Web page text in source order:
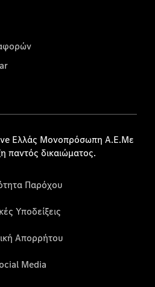
Ελλάς Μονοπρόσωπη Α.Ε.Με
παντός δικαιώματος.
Παρόχου
Υποδείξεις
Απορρήτου
Media